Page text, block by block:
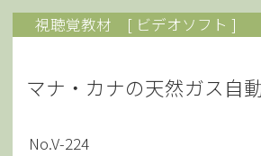
視聴覚教材
[ ビデオソフト ]
マナ・カナの天然ガス自
No.V-224